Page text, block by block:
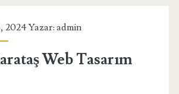
2024 Yazar: admin
Web Tasarım